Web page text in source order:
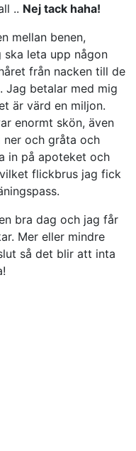
.. Nej tack haha!
mellan benen,
ska leta upp någon
från nacken till de
Jag betalar med mig
är värd en miljon.
enormt skön, även
och gråta och
in på apoteket och
flickbrus jag fick
bra dag och jag får
Mer eller mindre
så det blir att inta